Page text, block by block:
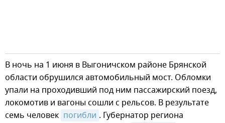
В ночь на 1 июня в Выгоничском районе Брянской
области обрушился автомобильный мост. Обломки
упали на проходивший под ним пассажирский поезд,
локомотив и вагоны сошли с рельсов. В результате
семь человек погибли . Губернатор региона